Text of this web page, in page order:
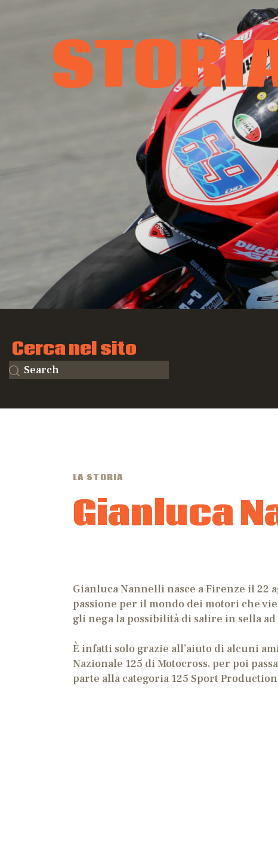
Cerca nel sito
LA STORIA
Gianluca
Gianluca Nannelli nasce a Firenze il 22
passione per il mondo dei motori che
gli nega la possibilità di salire in sella
È infatti solo grazie all’aiuto di alcuni
Nazionale 125 di Motocross, per poi
parte alla categoria 125 Sport